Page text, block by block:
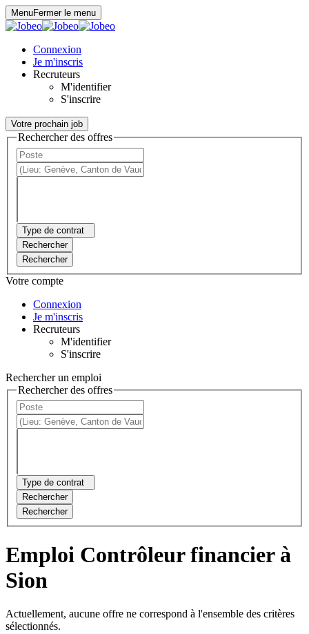
MenuFermer le menu
Connexion
Je m'inscris
Recruteurs
M'identifier
S'inscrire
Votre prochain job
Rechercher des offres
Type de contrat
Rechercher
Rechercher
Votre compte
Connexion
Je m'inscris
Recruteurs
M'identifier
S'inscrire
Rechercher un emploi
Rechercher des offres
Type de contrat
Rechercher
Rechercher
Emploi Contrôleur financier à
Sion
Actuellement, aucune offre ne correspond à l'ensemble des critères
sélectionnés.
Panneau de gestion des cookies